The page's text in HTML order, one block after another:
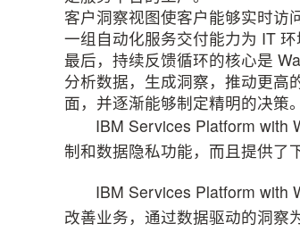
客户洞察视图使客户能够实时访
一组自动化服务交付能力为 IT
最后，持续反馈循环的核心是
分析数据，生成洞察，推动更高
面，并逐渐能够制定精明的决策。
IBM Services Platform with
制和数据隐私功能，而且提供了
IBM Services Platform with
改善业务，通过数据驱动的洞察